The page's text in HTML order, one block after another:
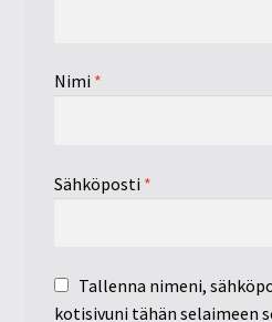
Nimi *
Sähköposti *
Tallenna nimeni,
kotisivuni tähän selaimeen